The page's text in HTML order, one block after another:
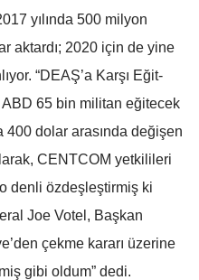
yılında 500 milyon
aktardı; 2020 için de yine
“DEAŞ’a Karşı Eğit-
ABD 65 bin militan eğitecek
dolar arasında değişen
CENTCOM yetkilileri
denli özdeşleştirmiş ki
Joe Votel, Başkan
çekme kararı üzerine
gibi oldum” dedi.